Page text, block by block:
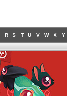
R S T U V W X Y